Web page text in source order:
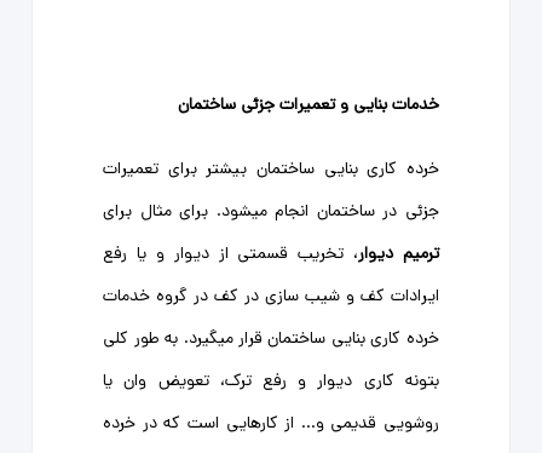
خدمات بنایی و تعمیرات جزئی ساختمان
خرده کاری بنایی ساختمان بیشتر برای تعمیرات
جزئی در ساختمان انجام میشود. برای مثال برای
ترمیم دیوار، تخریب قسمتی از دیوار و یا رفع
ایرادات کف و شیب سازی در کف در گروه خدمات
خرده کاری بنایی ساختمان قرار میگیرد. به طور کلی
بتونه کاری دیوار و رفع ترک، تعویض وان یا
روشویی قدیمی و... از کارهایی است که در خرده